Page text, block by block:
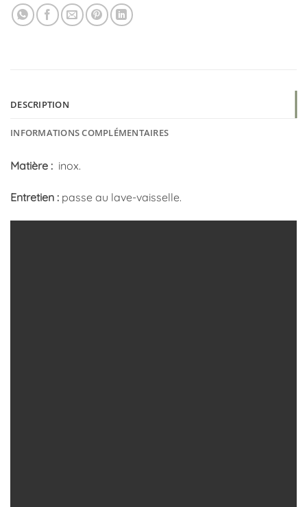
DESCRIPTION
INFORMATIONS COMPLÉMENTAIRES
Matière : inox.
Entretien : passe au lave-vaisselle.